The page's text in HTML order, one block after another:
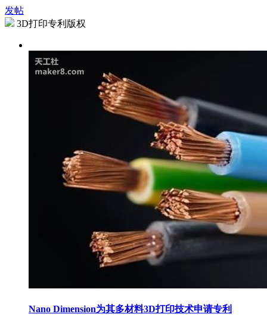
发帖
3D打印专利版权
Nano Dimension为其多材料3D打印技术申请专利